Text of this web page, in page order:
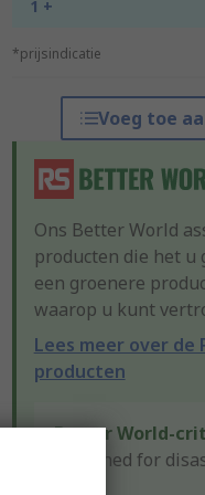
1 +
*prijsindicatie
Voeg toe
Ons Better World
producten die het u
een groenere
waarop u kunt
Lees meer over de
producten
Better World-
Designed for